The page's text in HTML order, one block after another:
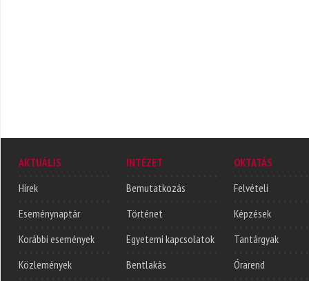
AKTUÁLIS
Hírek
Eseménynaptár
Korábbi események
Közlemények
INTÉZET
Bemutatkozás
Történet
Egyetemi kapcsolatok
Bentlakás
OKTATÁS
Felvételi
Képzések
Tantárgyak
Órarend